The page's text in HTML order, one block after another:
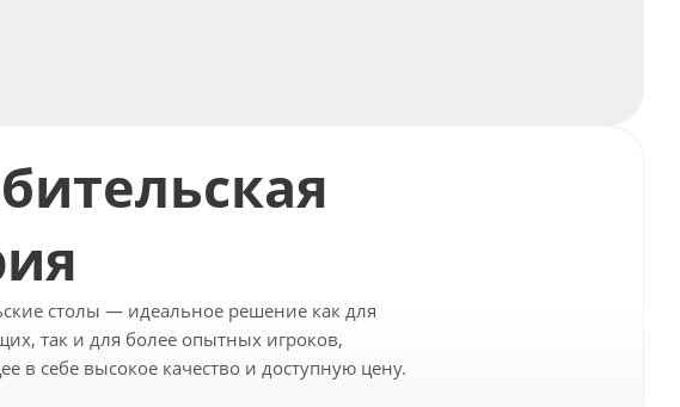
столы — идеальное решение как для
так и для более опытных игроков,
в себе высокое качество и доступную цену.